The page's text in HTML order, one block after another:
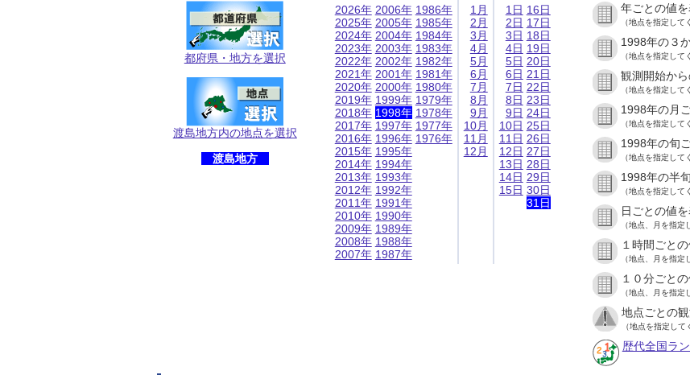
都府県・地方を選択
渡島地方内の地点を選択
渡島地方
2026年
2025年
2024年
2023年
2022年
2021年
2020年
2019年
2018年
2017年
2016年
2015年
2014年
2013年
2012年
2011年
2010年
2009年
2008年
2007年
2006年
2005年
2004年
2003年
2002年
2001年
2000年
1999年
1998年
1997年
1996年
1995年
1994年
1993年
1992年
1991年
1990年
1989年
1988年
1987年
1986年
1985年
1984年
1983年
1982年
1981年
1980年
1979年
1978年
1977年
1976年
1月
2月
3月
4月
5月
6月
7月
8月
9月
10月
11月
12月
1日
2日
3日
4日
5日
6日
7日
8日
9日
10日
11日
12日
13日
14日
15日
16日
17日
18日
19日
20日
21日
22日
23日
24日
25日
26日
27日
28日
29日
30日
31日
年ごとの値
（地点を指定して
1998年の３
（地点を指定して
観測開始か
（地点を指定して
1998年の月
（地点を指定して
1998年の旬
（地点を指定して
1998年の半
（地点を指定して
日ごとの値
（地点、月を指定
１時間ごと
（地点、月を指定
１０分ごと
（地点、月を指定
地点ごとの
（地点を指定して
歴代全国ラ